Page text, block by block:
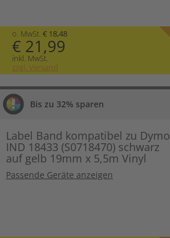
o. MwSt. € 18,48
€ 21,99
inkl. MwSt.
zzgl. Versand
Bis zu 32% sparen
Label Band kompatibel zu Dymo
IND 18433 (S0718470) schwarz
auf gelb 19mm x 5,5m Vinyl
Passende Geräte anzeigen